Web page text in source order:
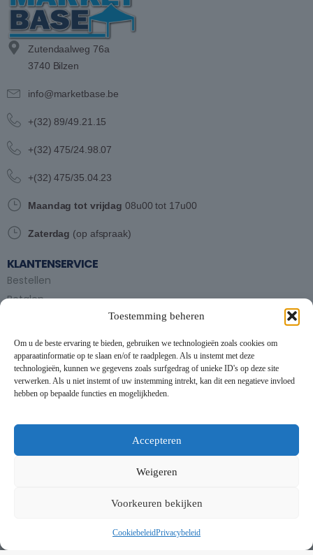
Toestemming beheren
Om u de beste ervaring te bieden, gebruiken we technologieën zoals cookies om
apparaatinformatie op te slaan en/of te raadplegen. Als u instemt met deze
technologieën, kunnen we gegevens zoals surfgedrag of unieke ID's op deze site
verwerken. Als u niet instemt of uw instemming intrekt, kan dit een negatieve invloed
hebben op bepaalde functies en mogelijkheden.
Accepteren
Weigeren
Voorkeuren bekijken
CookiebeleidPrivacybeleid
Zutendaalweg 76a
3740 Bilzen
info@marketbase.be
+(32) 89/49.21.15
+(32) 475/24.98.07
+(32) 475/35.04.23
Maandag tot vrijdag 08u00 tot 17u00
Zaterdag (op afspraak)
KLANTENSERVICE
Bestellen
Betalen
Partytent huren
Handleiding partytenten
VOORWAARDEN
Privacybeleid
Contact
Schrijf je in op onze nieuwsbrief en blijf op de hoogte van
This website uses cookies to improve your experience. By using
this website you agree to ourData Protection Policy